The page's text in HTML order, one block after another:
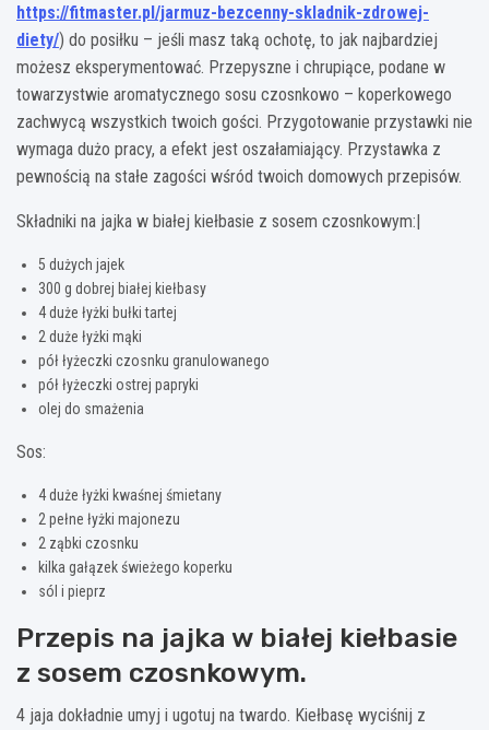
https://fitmaster.pl/jarmuz-bezcenny-skladnik-zdrowej-
diety/) do posiłku – jeśli masz taką ochotę, to jak najbardziej
możesz eksperymentować. Przepyszne i chrupiące, podane w
towarzystwie aromatycznego sosu czosnkowo – koperkowego
zachwycą wszystkich twoich gości. Przygotowanie przystawki nie
wymaga dużo pracy, a efekt jest oszałamiający. Przystawka z
pewnością na stałe zagości wśród twoich domowych przepisów.
Składniki na jajka w białej kiełbasie z sosem czosnkowym:|
5 dużych jajek
300 g dobrej białej kiełbasy
4 duże łyżki bułki tartej
2 duże łyżki mąki
pół łyżeczki czosnku granulowanego
pół łyżeczki ostrej papryki
olej do smażenia
Sos:
4 duże łyżki kwaśnej śmietany
2 pełne łyżki majonezu
2 ząbki czosnku
kilka gałązek świeżego koperku
sól i pieprz
Przepis na jajka w białej kiełbasie
z sosem czosnkowym.
4 jaja dokładnie umyj i ugotuj na twardo. Kiełbasę wyciśnij z